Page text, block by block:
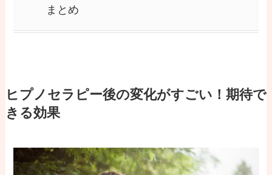
まとめ
ヒプノセラピー後の変化がすごい！期待で
きる効果